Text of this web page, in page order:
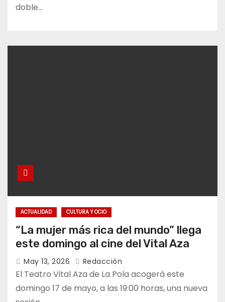
doble…
ACTUALIDAD CULTURA Y OCIO
“La mujer más rica del mundo” llega
este domingo al cine del Vital Aza
May 13, 2026 Redacción
El Teatro Vital Aza de La Pola acogerá este
domingo 17 de mayo, a las 19:00 horas, una nueva